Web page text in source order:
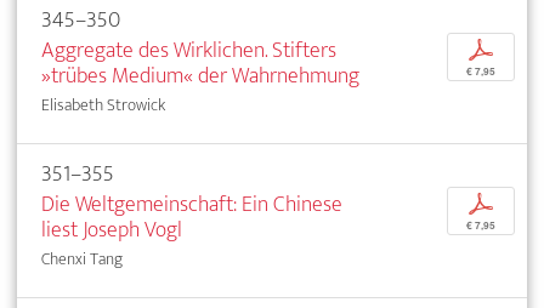
345–350
Aggregate des Wirklichen. Stifters
»trübes Medium« der Wahrnehmung
Elisabeth Strowick
p
€ 7,95
351–355
Die Weltgemeinschaft: Ein Chinese
liest Joseph Vogl
Chenxi Tang
p
€ 7,95